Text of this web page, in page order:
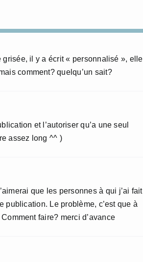
grisée, il y a écrit « personnalisé », elle
comment? quelqu’un sait?
et l’autoriser qu’a une seul
assez long ^^ )
que les personnes à qui j’ai fait
publication. Le problème, c’est que à
faire? merci d’avance